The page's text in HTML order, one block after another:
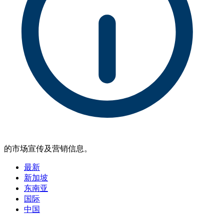
的市场宣传及营销信息。
最新
新加坡
东南亚
国际
中国